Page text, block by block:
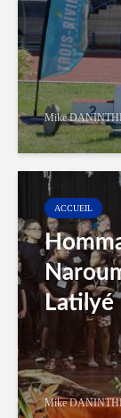
Mike
ACCUEIL
Latilyé
Mike